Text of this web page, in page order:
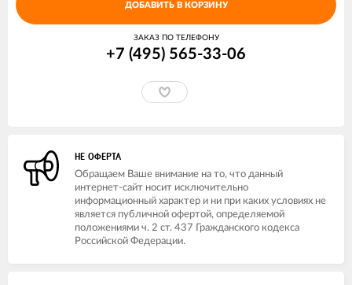
ДОБАВИТЬ В КОРЗИНУ
ЗАКАЗ ПО ТЕЛЕФОНУ
+7 (495) 565-33-06
НЕ ОФЕРТА
Обращаем Ваше внимание на то, что данный
интернет-сайт носит исключительно
информационный характер и ни при каких условиях не
является публичной офертой, определяемой
положениями ч. 2 ст. 437 Гражданского кодекса
Российской Федерации.